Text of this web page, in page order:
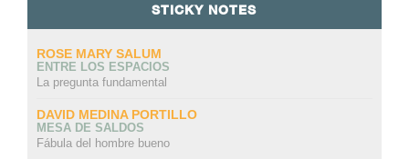
STICKY NOTES
ROSE MARY SALUM
ENTRE LOS ESPACIOS
La pregunta fundamental
DAVID MEDINA PORTILLO
MESA DE SALDOS
Fábula del hombre bueno